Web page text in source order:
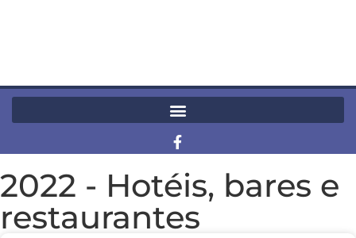
2022 - Hotéis, bares e
restaurantes